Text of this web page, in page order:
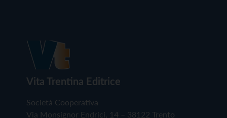
Vita Trentina Editrice
Società Cooperativa
Via Monsignor Endrici, 14 – 38122 Trento